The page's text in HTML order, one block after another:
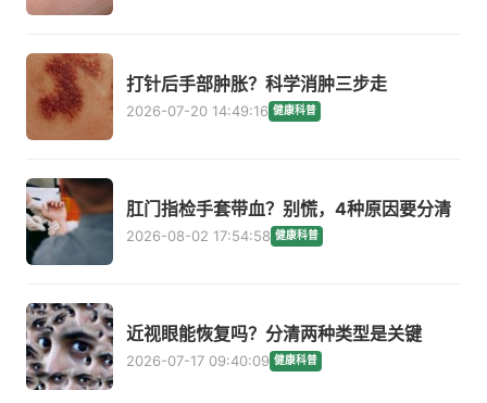
打针后手部肿胀？科学消肿三步走
2026-07-20 14:49:16 健康科普
肛门指检手套带血？别慌，4种原因要分清
2026-08-02 17:54:58 健康科普
近视眼能恢复吗？分清两种类型是关键
2026-07-17 09:40:09 健康科普